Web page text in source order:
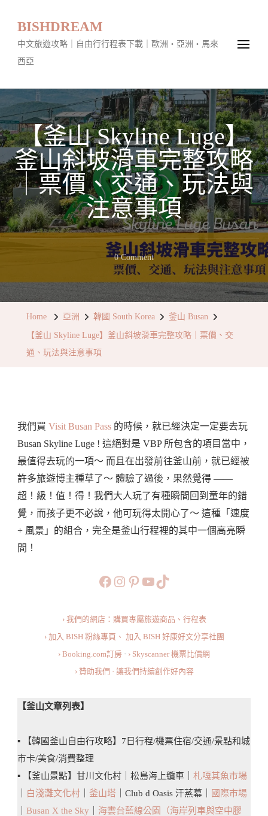
BISHDREAM
中文旅遊攻略｜自由行行程表下載｜歐洲・亞洲・馬來
西亞
【釜山 Skyline Luge】
釜山斜坡滑車完整攻略
｜票價、交通、玩法與
注意事項
0 CommentOn
【釜
山
車
完
整
攻
略
｜
票
通、
法
與
注
意
Home 亞洲 韓國 South Korea 釜山 Busan
【釜山 Skyline Luge】釜山斜坡滑車完整攻略｜票價、交
通、玩法與注意事項
我們買 Visit Busan Pass 的時候，就已經決定一定要去玩
Busan Skyline Luge ! 這絕對是 VBP 所包含的項目當中，
最值得去玩的一項～ 而且在出發前往釜山前，就已經被
許多旅遊博主種草了～ 體驗了過後，果然覺得 ——
超！級！值！得！我們大人玩了有種瞬間回到童年的錯
覺，而孩子更不必說，他可玩得太開心了～ 這種「速度
+ 風景」的組合，完全是釜山行程裡的其中一個高亮瞬
間！
https://www.facebook.com/
https://
https://
旅行美食小短片TikTok
› 我們的網店：購買專屬旅遊商品、行程表
› 加入 BISH 粉絲專頁、 加入 BISH 好康好文分享社團
› Booking.com訂房 · › Skyscanner 機票比價網
› 贊助我們 · 讓我們持續創作好內容
【釜山文章列表】
▪️ 【韓國釜山自由行攻略】7日行程/機票住宿/交通/景點和城
市卡/美食/消費整理
▪️ 【釜山景點】甘川文化村｜松島海上纜車｜ 札嘎其魚市場
白淺灘文化村 釜山塔 ｜Club d Oasis 汗蒸幕｜
國際市場
Busan X the Sky
海雲台藍線公園（海岸列車與空中膠